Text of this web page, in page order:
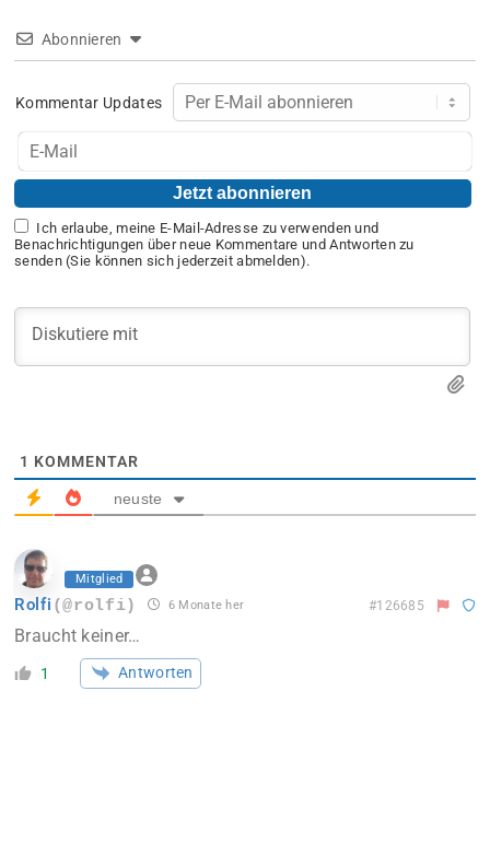
Abonnieren
Kommentar Updates
Ich erlaube, meine E-Mail-Adresse zu verwenden und
Benachrichtigungen über neue Kommentare und Antworten zu
senden (Sie können sich jederzeit abmelden).
1 KOMMENTAR
neuste
Mitglied
Rolfi (@rolfi) 6 Monate her #126685
Braucht keiner…
1 Antworten